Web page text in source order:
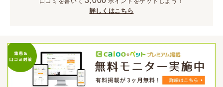
詳しくはこちら